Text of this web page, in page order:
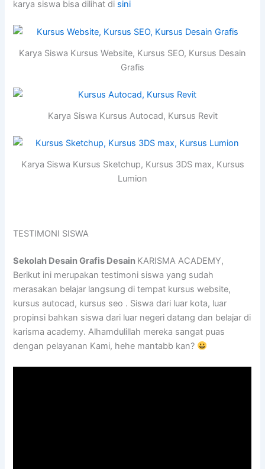
karya siswa bisa dilihat di sini
Karya Siswa Kursus Website, Kursus SEO, Kursus Desain
Grafis
Karya Siswa Kursus Autocad, Kursus Revit
Karya Siswa Kursus Sketchup, Kursus 3DS max, Kursus
Lumion
TESTIMONI SISWA
Sekolah Desain Grafis Desain KARISMA ACADEMY,
Berikut ini merupakan testimoni siswa yang sudah
merasakan belajar langsung di tempat kursus website,
kursus autocad, kursus seo . Siswa dari luar kota, luar
propinsi bahkan siswa dari luar negeri datang dan belajar di
karisma academy. Alhamdulillah mereka sangat puas
dengan pelayanan Kami, hehe mantabb kan?